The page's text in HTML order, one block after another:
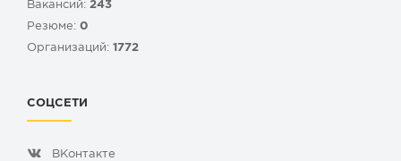
Вакансий: 243
Резюме: 0
Организаций: 1772
СОЦСЕТИ
ВКонтакте